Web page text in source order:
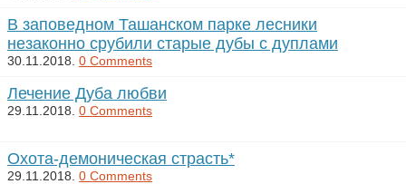
В заповедном Ташанском парке лесники
незаконно срубили старые дубы с дуплами
30.11.2018. 0 Comments
Лечение Дуба любви
29.11.2018. 0 Comments
Охота-демоническая страсть*
29.11.2018. 0 Comments